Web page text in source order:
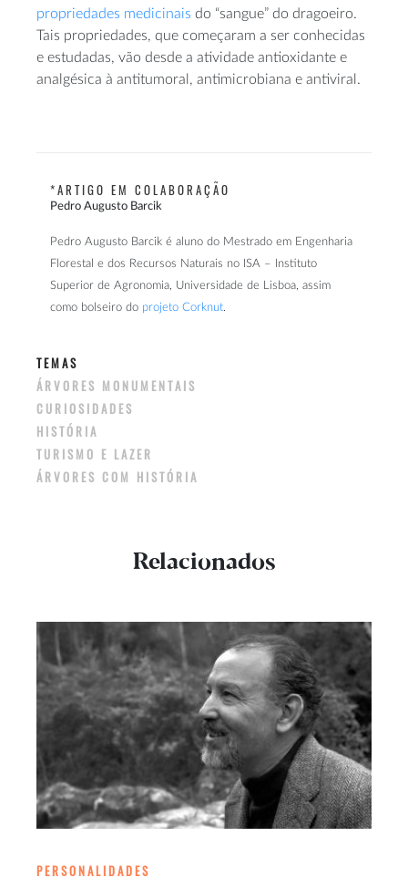
propriedades medicinais do “sangue” do dragoeiro.
Tais propriedades, que começaram a ser conhecidas
e estudadas, vão desde a atividade antioxidante e
analgésica à antitumoral, antimicrobiana e antiviral.
*ARTIGO EM COLABORAÇÃO
Pedro Augusto Barcik
Pedro Augusto Barcik é aluno do Mestrado em Engenharia
Florestal e dos Recursos Naturais no ISA – Instituto
Superior de Agronomia, Universidade de Lisboa, assim
como bolseiro do projeto Corknut.
TEMAS
ÁRVORES MONUMENTAIS
CURIOSIDADES
HISTÓRIA
TURISMO E LAZER
ÁRVORES COM HISTÓRIA
Relacionados
PERSONALIDADES